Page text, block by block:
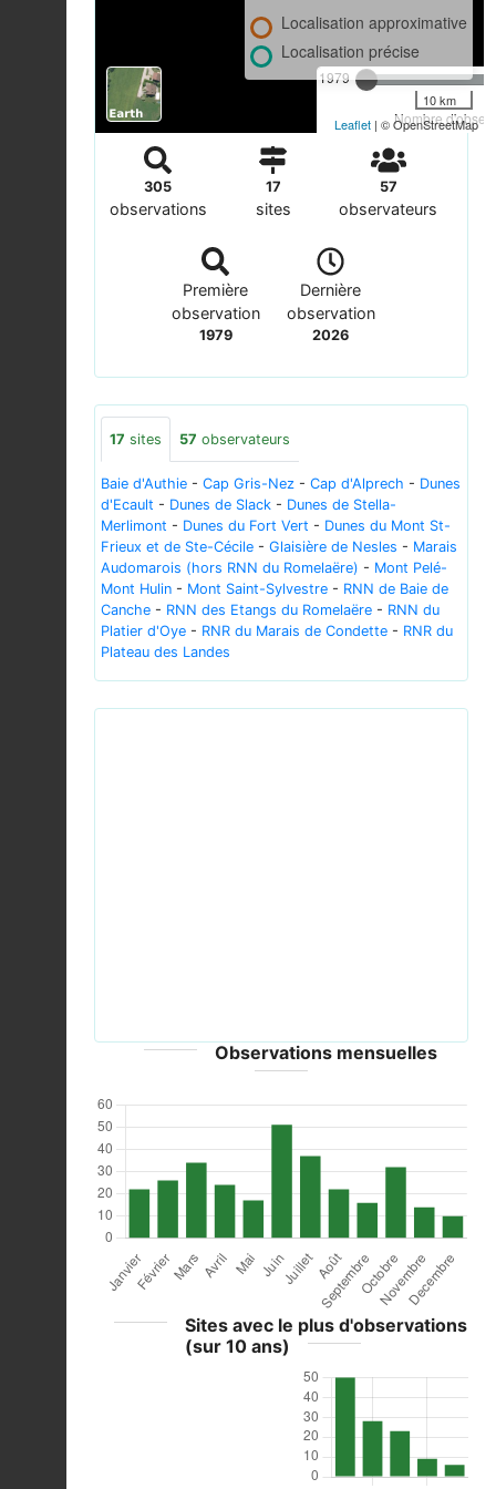
1979
Nombre
Localisation approximative
Localisation précise
10 km
Leaflet | © OpenStreetMap
305
observations
17
sites
57
observateurs
Première
observation
1979
Dernière
observation
2026
17 sites 57 observateurs
Baie d'Authie - Cap Gris-Nez - Cap d'Alprech - Dunes
d'Ecault - Dunes de Slack - Dunes de Stella-
Merlimont - Dunes du Fort Vert - Dunes du Mont St-
Frieux et de Ste-Cécile - Glaisière de Nesles - Marais
Audomarois (hors RNN du Romelaëre) - Mont Pelé-
Mont Hulin - Mont Saint-Sylvestre - RNN de Baie de
Canche - RNN des Etangs du Romelaëre - RNN du
Platier d'Oye - RNR du Marais de Condette - RNR du
Plateau des Landes
Observations mensuelles
Sites avec le plus d'observations
(sur 10 ans)